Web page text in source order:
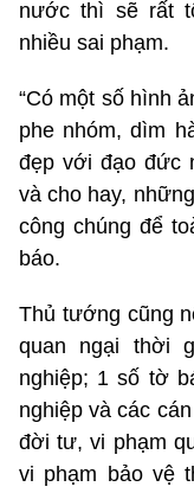
nước thì sẽ rất
nhiều sai phạm.
“Có một số hình
phe nhóm, dìm
đẹp với đạo đức
và cho hay,
công chúng để
báo.
Thủ tướng cũng
quan ngại thời
nghiệp; 1 số tờ
nghiệp và các
đời tư, vi phạm
vi phạm bảo vệ